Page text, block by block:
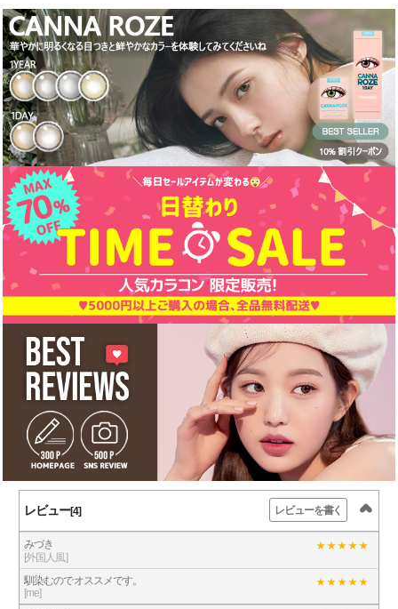
レビュー[4]
みづき
[外国人風]
馴染むのでオススメです。
[me]
レビューを書く